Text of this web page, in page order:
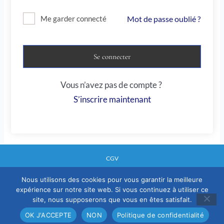
Me garder connecté Mot de passe oublié ?
Se connecter
Vous n’avez pas de compte ?
S’inscrire maintenant
CGV
Mentions legales
Politique confidentialité
Nous utilisons des cookies pour vous garantir la meilleure
expérience sur notre site web. Si vous continuez à utiliser ce
site, nous supposerons que vous en êtes satisfait.
OK J'ACCEPTE
NON Politique de confidentialité